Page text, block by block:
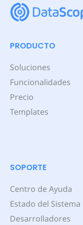
PRODUCTO
Soluciones
Funcionalidades
Precio
Templates
SOPORTE
Centro de Ayuda
Estado del Sistema
Desarrolladores